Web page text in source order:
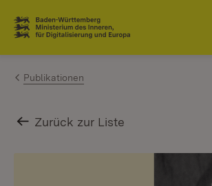
Zum Inhalt springen
Link zur Startseite
Publikationen
Zurück zur Liste